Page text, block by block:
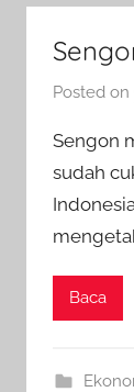
Posted on
Sengon
sudah
Baca